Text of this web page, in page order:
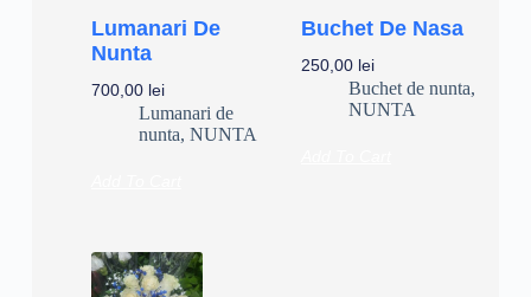
Lumanari De
Nunta
700,00 lei
Lumanari de
nunta, NUNTA
Buchet De Nasa
250,00 lei
Buchet de nunta,
NUNTA